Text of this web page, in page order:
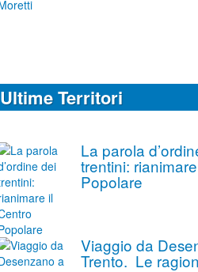
Ultime Territori
La parola
trentini:
Popolare
Viaggio da
Trento. Le